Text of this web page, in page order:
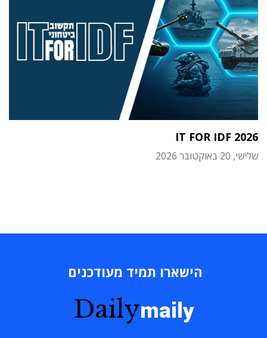
IT FOR IDF 2026
שלישי, 20 באוקטובר 2026
הישארו תמיד מעודכנים
Dailymaily